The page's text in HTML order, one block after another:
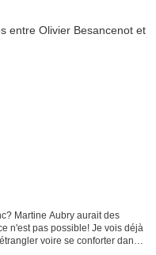
Martine Aubry aurait des
n'est pas possible! Je vois déjà
voire se conforter dans